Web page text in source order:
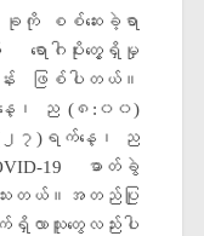
ကို စစ်ဆေးခဲ့ရာ
ာဂါပိုးတွေ့ရှိမှု
ဖြစ်ပါတယ်။
၊ ည (၈:၀၀)
၇)ရက်နေ့၊ ည
19 ဓာတ်ခွဲ
ေးတယ်။အတည်ပြု
ရှိလာသူတွေလည်းပါ